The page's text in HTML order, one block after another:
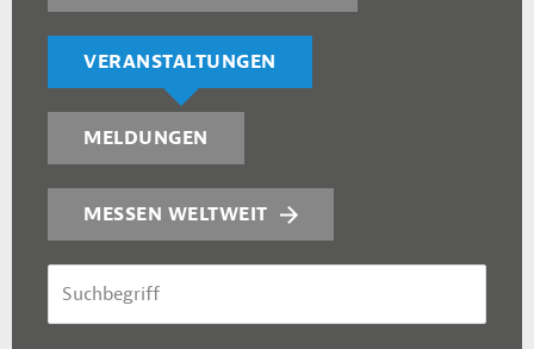
VERANSTALTUNGEN
MELDUNGEN
MESSEN WELTWEIT